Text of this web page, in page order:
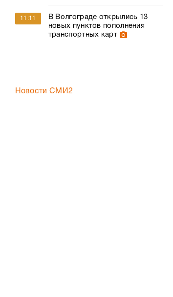
11:11
В Волгограде открылись 13
новых пунктов пополнения
транспортных карт
Новости СМИ2